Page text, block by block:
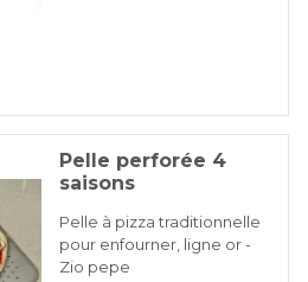
Pelle perforée 4
saisons
Pelle à pizza traditionnelle
pour enfourner, ligne or -
Zio pepe